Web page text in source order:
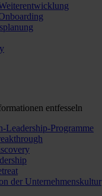
entfesseln
Leadership-Programme
der Unternehmenskultur